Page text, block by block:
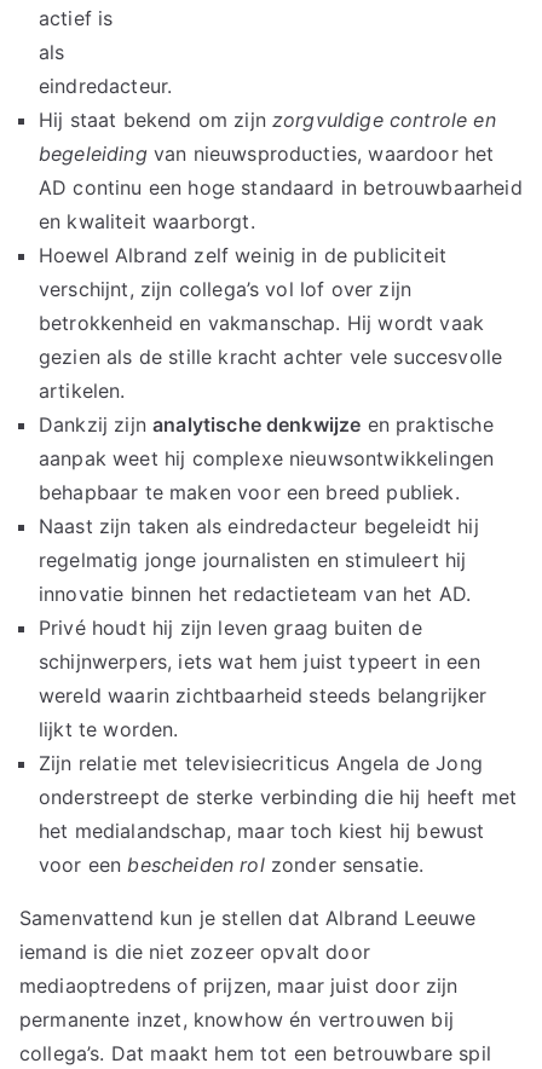
actief is
als
eindredacteur.
Hij staat bekend om zijn zorgvuldige controle en
begeleidingvan nieuwsproducties, waardoor het
AD continu een hoge standaard in betrouwbaarheid
en kwaliteit waarborgt.
Hoewel Albrand zelf weinig in de publiciteit
verschijnt, zijn collega’s vol lof over zijn
betrokkenheid en vakmanschap. Hij wordt vaak
gezien als de stille kracht achter vele succesvolle
artikelen.
Dankzij zijnanalytische denkwijze en praktische
aanpak weet hij complexe nieuwsontwikkelingen
behapbaar te maken voor een breed publiek.
Naast zijn taken als eindredacteur begeleidt hij
regelmatig jonge journalisten en stimuleert hij
innovatie binnen het redactieteam van het AD.
Privé houdt hij zijn leven graag buiten de
schijnwerpers, iets wat hem juist typeert in een
wereld waarin zichtbaarheid steeds belangrijker
lijkt te worden.
Zijn relatie met televisiecriticus Angela de Jong
onderstreept de sterke verbinding die hij heeft met
het medialandschap, maar toch kiest hij bewust
voor een bescheiden rolzonder sensatie.
Samenvattend kun je stellen dat Albrand Leeuwe
iemand is die niet zozeer opvalt door
mediaoptredens of prijzen, maar juist door zijn
permanente inzet, knowhow én vertrouwen bij
collega’s. Dat maakt hem tot een betrouwbare spil